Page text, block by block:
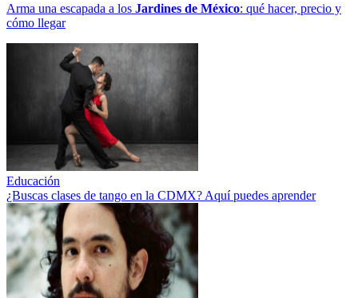
Arma una escapada a los Jardines de México: qué hacer, precio y
cómo llegar
Educación
¿Buscas clases de tango en la CDMX? Aquí puedes aprender